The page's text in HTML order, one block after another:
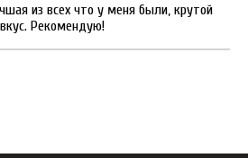
из всех что у меня были, крутой
Рекомендую!